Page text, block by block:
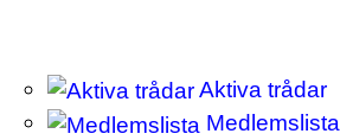
Aktiva trådar
Medlemslista